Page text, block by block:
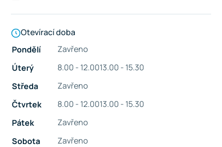
Otevírací doba
Pondělí
Zavřeno
Úterý
8.00 - 12.0013.00 - 15.30
Středa
Zavřeno
Čtvrtek
8.00 - 12.0013.00 - 15.30
Pátek
Zavřeno
Sobota
Zavřeno